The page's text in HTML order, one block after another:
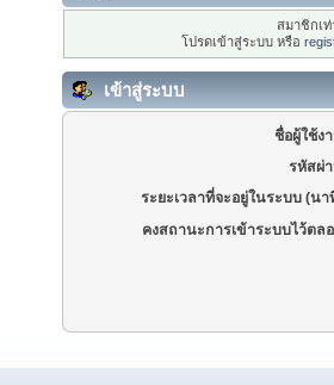
สมาชิกเ
โปรดเข้าสู่ระบบ หรือ
เข้าสู่ระบบ
ชื่อผู้ใช้ง
รหัสผ่
ระยะเวลาที่จะอยู่ในระบบ (นา
คงสถานะการเข้าระบบไว้ตล